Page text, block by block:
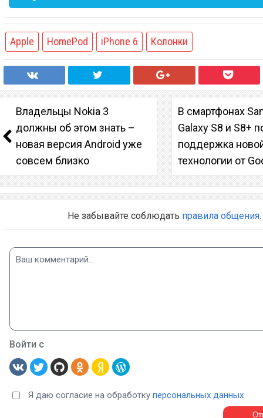
Apple HomePod iPhone 6 Колонки
Владельцы Nokia 3
должны об этом знать –
новая версия Android уже
совсем близко
В смартфонах
Galaxy S8 и S8+
поддержка
технологии от
Не забывайте соблюдать правила общения.
Войти с
Я даю согласие на обработку персональных данных